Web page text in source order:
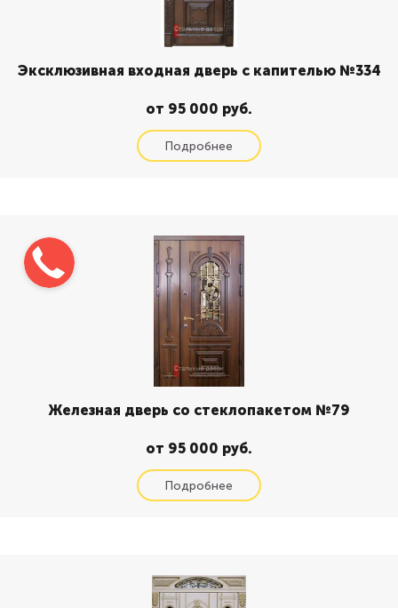
Эксклюзивная входная дверь с капителью №334
от 95 000 руб.
Железная дверь со стеклопакетом №79
от 95 000 руб.